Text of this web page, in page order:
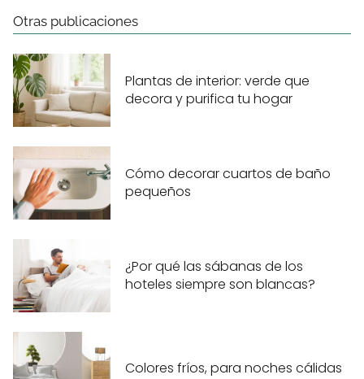
Otras publicaciones
Plantas de interior: verde que
decora y purifica tu hogar
Cómo decorar cuartos de baño
pequeños
¿Por qué las sábanas de los
hoteles siempre son blancas?
Colores fríos, para noches cálidas